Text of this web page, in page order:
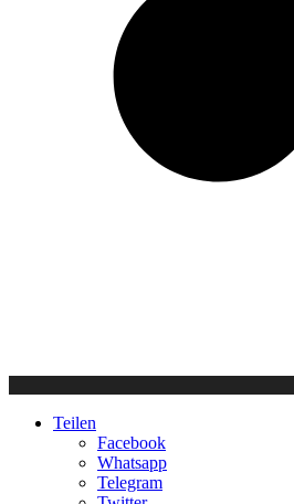
Teilen
Facebook
Whatsapp
Telegram